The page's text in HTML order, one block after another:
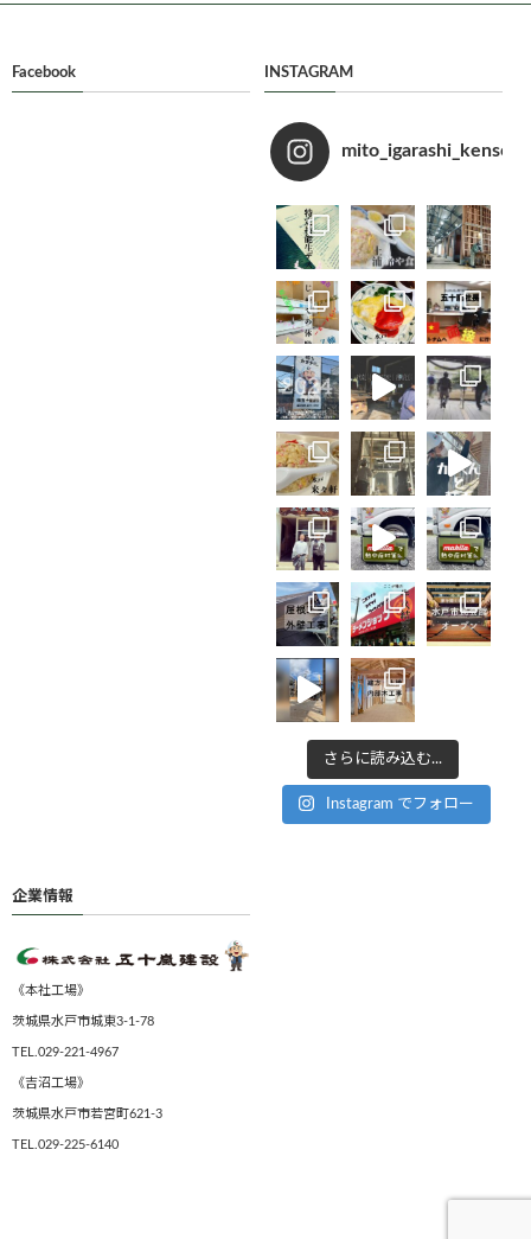
Facebook INSTAGRAM
さらに読み込む...
Instagram でフォロー
企業情報
《本社工場》
茨城県水戸市城東3-1-78
TEL.029-221-4967
《吉沼工場》
茨城県水戸市若宮町621-3
TEL.029-225-6140